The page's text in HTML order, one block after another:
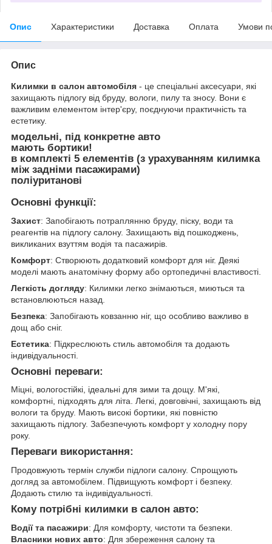
Опис Характеристики Доставка Оплата Умови
Опис
Килимки в салон автомобіля - це спеціальні аксесуари, які
захищають підлогу від бруду, вологи, пилу та зносу. Вони є
важливим елементом інтер'єру, поєднуючи практичність та
естетику.
модельні, під конкретне авто
мають бортики!
в комплекті 5 елементів (з урахуванням килимка
між задніми пасажирами)
поліуританові
Основні функції:
Захист: Запобігають потраплянню бруду, піску, води та
реагентів на підлогу салону. Захищають від пошкоджень,
викликаних взуттям водія та пасажирів.
Комфорт: Створюють додатковий комфорт для ніг. Деякі
моделі мають анатомічну форму або ортопедичні властивості.
Легкість догляду: Килимки легко знімаються, миються та
встановлюються назад.
Безпека: Запобігають ковзанню ніг, що особливо важливо в
дощ або сніг.
Естетика: Підкреслюють стиль автомобіля та додають
індивідуальності.
Основні переваги:
Міцні, вологостійкі, ідеальні для зими та дощу. М'які,
комфортні, підходять для літа. Легкі, довговічні, захищають від
вологи та бруду. Мають високі бортики, які повністю
захищають підлогу. Забезпечують комфорт у холодну пору
року.
Переваги використання:
Продовжують термін служби підлоги салону. Спрощують
догляд за автомобілем. Підвищують комфорт і безпеку.
Додають стилю та індивідуальності.
Кому потрібні килимки в салон авто:
Водії та пасажири: Для комфорту, чистоти та безпеки.
Власники нових авто: Для збереження салону та